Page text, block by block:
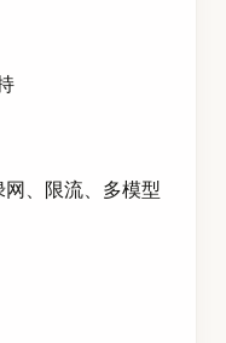
、限流、多模型